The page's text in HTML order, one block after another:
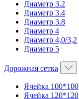
Диаметр 3.2
Диаметр 3.4
Диаметр 3.8
Диаметр 4
Диаметр 4,0/3,2
Диаметр 5
Дорожная сетка
Ячейка 100*100
Ячейка 120*120